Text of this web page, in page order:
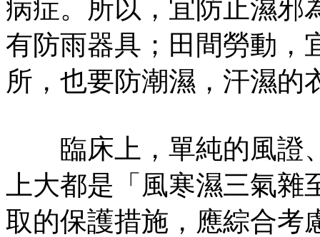
病症。所以，宜防止濕邪
有防雨器具；田間勞動，
所，也要防潮濕，汗濕的
臨床上，單純的風證
上大都是「風寒濕三氣
取的保護措施，應綜合考